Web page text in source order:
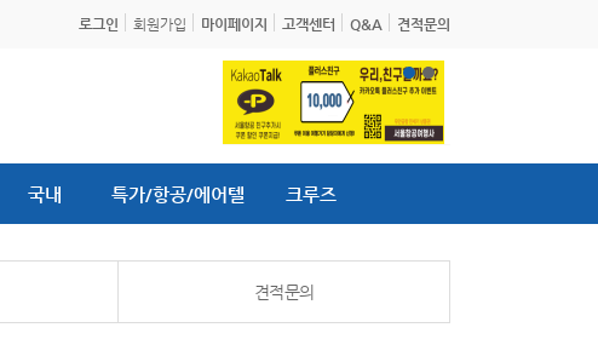
로그인 회원가입 마이페이지 고객센터 Q&A 견적문의
국내 특가/항공/에어텔 크루즈
견적문의